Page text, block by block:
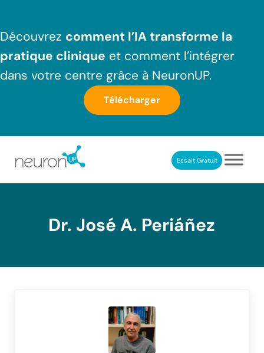
Découvrez comment l’IA transforme la
pratique clinique et comment l’intégrer
dans votre centre grâce à NeuronUP.
Télécharger
Essait Gratuit
Dr. José A. Periáñez